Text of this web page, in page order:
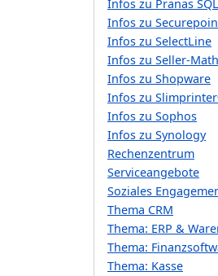
Infos zu Pranas
Infos zu
Infos zu SelectLine
Infos zu Seller-Math
Infos zu Shopware
Infos zu
Infos zu Sophos
Infos zu Synology
Rechenzentrum
Serviceangebote
Soziales
Thema CRM
Thema: ERP &
Thema:
Thema: Kasse